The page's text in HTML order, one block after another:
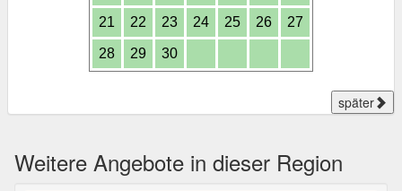
21 22 23 24 25 26 27
28 29 30
später
Weitere Angebote in dieser Region